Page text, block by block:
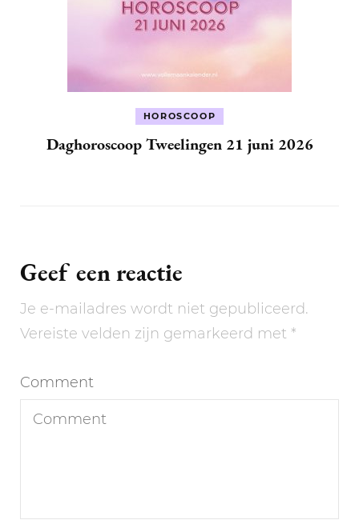
HOROSCOOP
Daghoroscoop Tweelingen 21 juni 2026
Geef een reactie
Je e-mailadres wordt niet gepubliceerd.
Vereiste velden zijn gemarkeerd met *
Comment